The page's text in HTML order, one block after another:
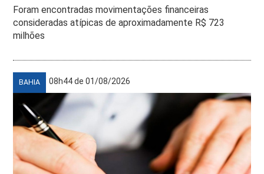
Foram encontradas movimentações financeiras
consideradas atípicas de aproximadamente R$ 723
milhões
BAHIA 08h44 de 01/08/2026